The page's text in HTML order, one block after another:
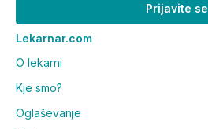
Prijavite se
Lekarnar.com
O lekarni
Kje smo?
Oglaševanje